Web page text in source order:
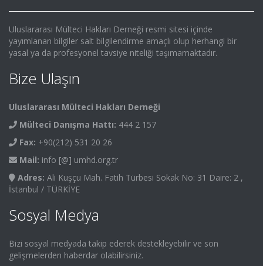
Uluslararası Mülteci Hakları Derneği resmi sitesi içinde
yayımlanan bilgiler salt bilgilendirme amaçlı olup herhangi bir
yasal ya da profesyonel tavsiye niteliği taşımamaktadır.
Bize Ulaşın
Uluslararası Mülteci Hakları Derneği
Mülteci Danışma Hattı: 444 2 157
Fax: +90(212) 531 20 26
Mail: info [@] umhd.org.tr
Adres: Ali Kuşçu Mah. Fatih Türbesi Sokak No: 31 Daire: 2 ,
İstanbul / TÜRKİYE
Sosyal Medya
Bizi sosyal medyada takip ederek destekleyebilir ve son
gelişmelerden haberdar olabilirsiniz.